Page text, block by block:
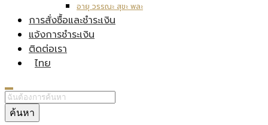
อายุ วรรณะ สุขะ พละ
การสั่งซื้อและชำระเงิน
แจ้งการชำระเงิน
ติดต่อเรา
ไทย
ค้นหา